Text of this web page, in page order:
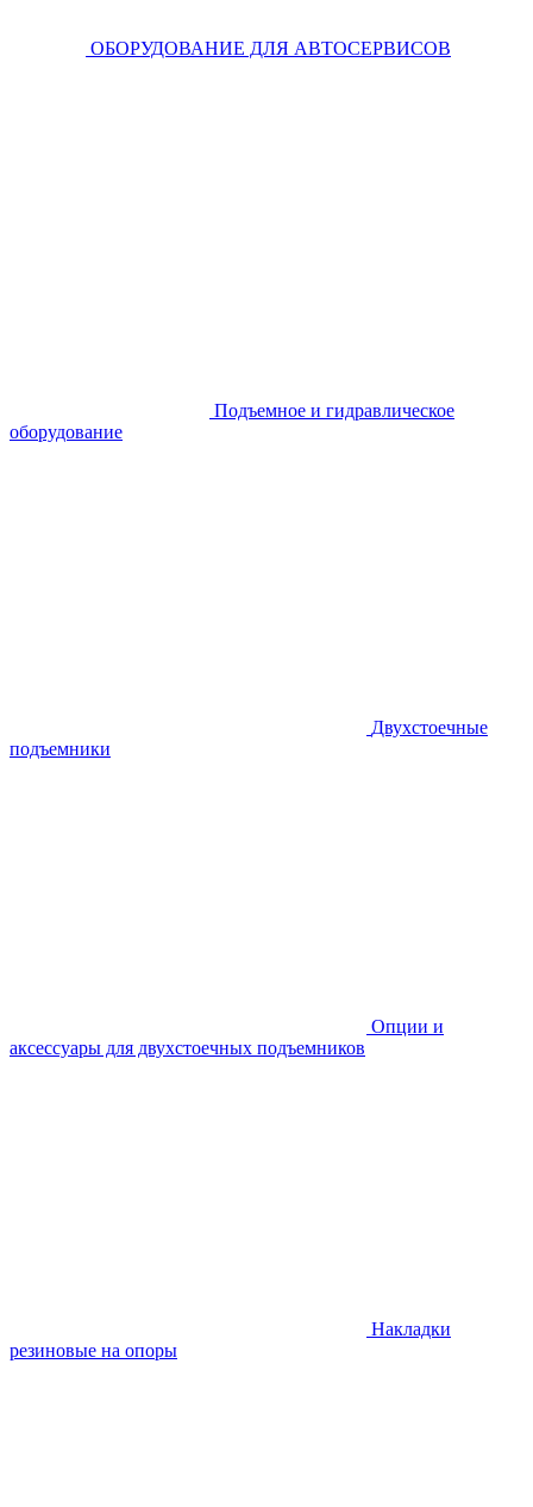
ОБОРУДОВАНИЕ ДЛЯ АВТОСЕРВИСОВ
Подъемное и гидравлическое
оборудование
Двухстоечные
подъемники
Опции и
аксессуары для двухстоечных подъемников
Накладки
резиновые на опоры